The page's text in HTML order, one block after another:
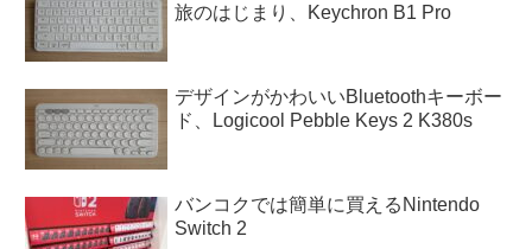
旅のはじまり、Keychron B1 Pro
デザインがかわいいBluetoothキーボー
ド、Logicool Pebble Keys 2 K380s
バンコクでは簡単に買えるNintendo
Switch 2